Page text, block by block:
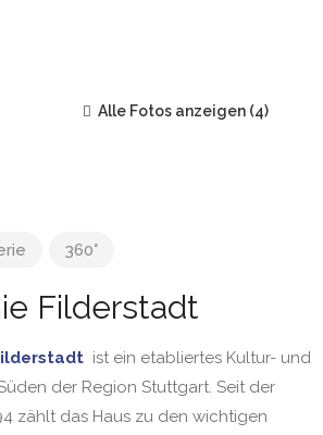
Alle Fotos anzeigen
360°
Filderstadt
ist ein etabliertes Kultur- und
der Region Stuttgart. Seit der
zählt das Haus zu den wichtigen